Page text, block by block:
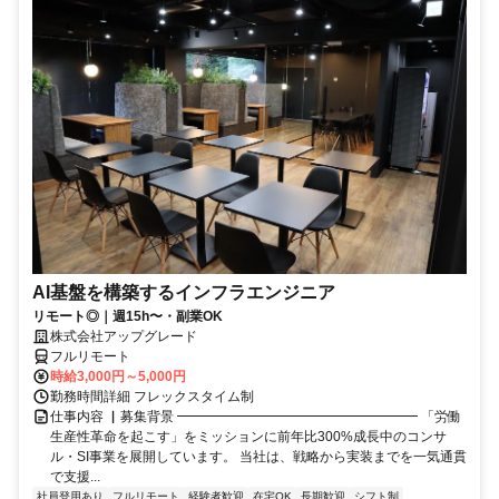
AI基盤を構築するインフラエンジニア
リモート◎｜週15h〜・副業OK
株式会社アップグレード
フルリモート
時給3,000円～5,000円
勤務時間詳細 フレックスタイム制
仕事内容 ▏募集背景 ━━━━━━━━━━━━━━━━━━ 「労働
生産性革命を起こす」をミッションに前年比300%成長中のコンサ
ル・SI事業を展開しています。 当社は、戦略から実装までを一気通貫
で支援...